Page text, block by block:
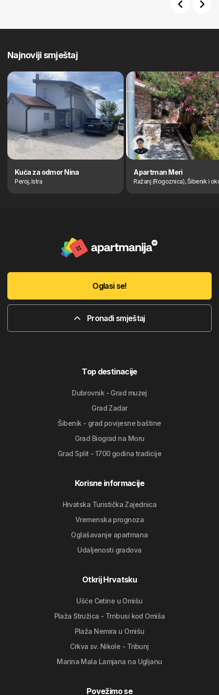
Najnoviji smještaj
Kuća za odmor Nina
Peroj, Istra
Apartman Meri
Ražanj (Rogoznica), Šibenik i
Oglasi se!
Pronađi smještaj
Top destinacije
Dubrovnik - Grad muzej
Grad Zadar
Šibenik - grad povijesne baštine
Grad Biograd na Moru
Grad Split - 1700 godina tradicije
Korisne informacije
Hrvatska Turistička Zajednica
Vremenska prognoza
Oglašavanje apartmana
Udaljenosti gradova
Otkrij Hrvatsku
Ušće Cetine u Omišu
Plaža Stružica - Trnbusi kod Omiša
Plaža Nemira u Omišu
Crkva sv. Nikole - Tribunj
Marina Mala Lamjana na Ugljanu
Povežimo se